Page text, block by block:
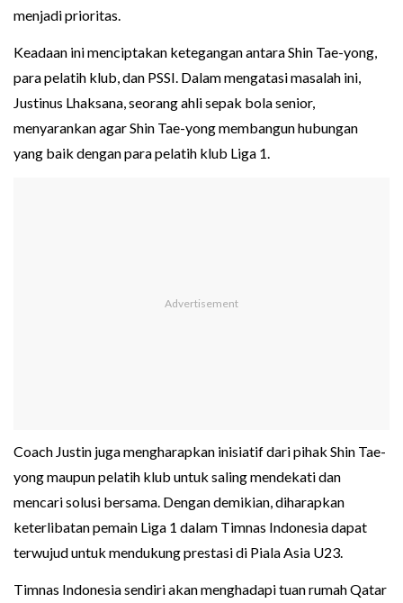
menjadi prioritas.
Keadaan ini menciptakan ketegangan antara Shin Tae-yong,
para pelatih klub, dan PSSI. Dalam mengatasi masalah ini,
Justinus Lhaksana, seorang ahli sepak bola senior,
menyarankan agar Shin Tae-yong membangun hubungan
yang baik dengan para pelatih klub Liga 1.
Coach Justin juga mengharapkan inisiatif dari pihak Shin Tae-
yong maupun pelatih klub untuk saling mendekati dan
mencari solusi bersama. Dengan demikian, diharapkan
keterlibatan pemain Liga 1 dalam Timnas Indonesia dapat
terwujud untuk mendukung prestasi di Piala Asia U23.
Timnas Indonesia sendiri akan menghadapi tuan rumah Qatar